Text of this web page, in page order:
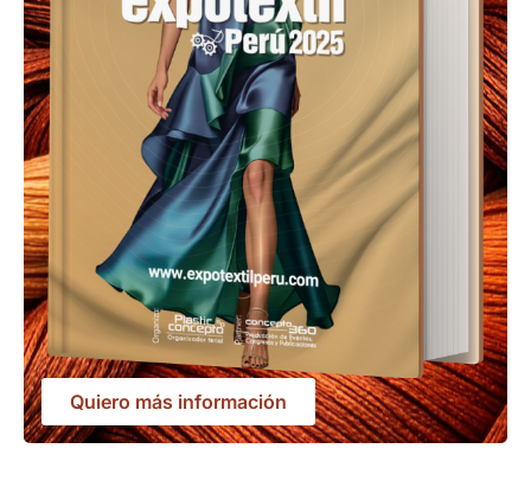
Quiero más información